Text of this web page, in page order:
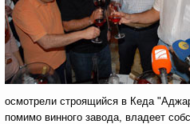
осмотрели строящийся в Кеда
помимо винного завода, владеет